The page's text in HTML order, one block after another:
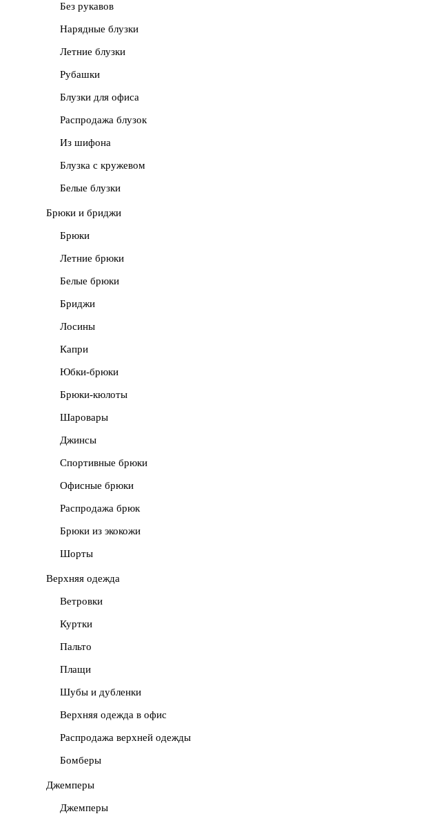
Без рукавов
Нарядные блузки
Летние блузки
Рубашки
Блузки для офиса
Распродажа блузок
Из шифона
Блузка с кружевом
Белые блузки
Брюки и бриджи
Брюки
Летние брюки
Белые брюки
Бриджи
Лосины
Капри
Юбки-брюки
Брюки-кюлоты
Шаровары
Джинсы
Спортивные брюки
Офисные брюки
Распродажа брюк
Брюки из экокожи
Шорты
Верхняя одежда
Ветровки
Куртки
Пальто
Плащи
Шубы и дубленки
Верхняя одежда в офис
Распродажа верхней одежды
Бомберы
Джемперы
Джемперы